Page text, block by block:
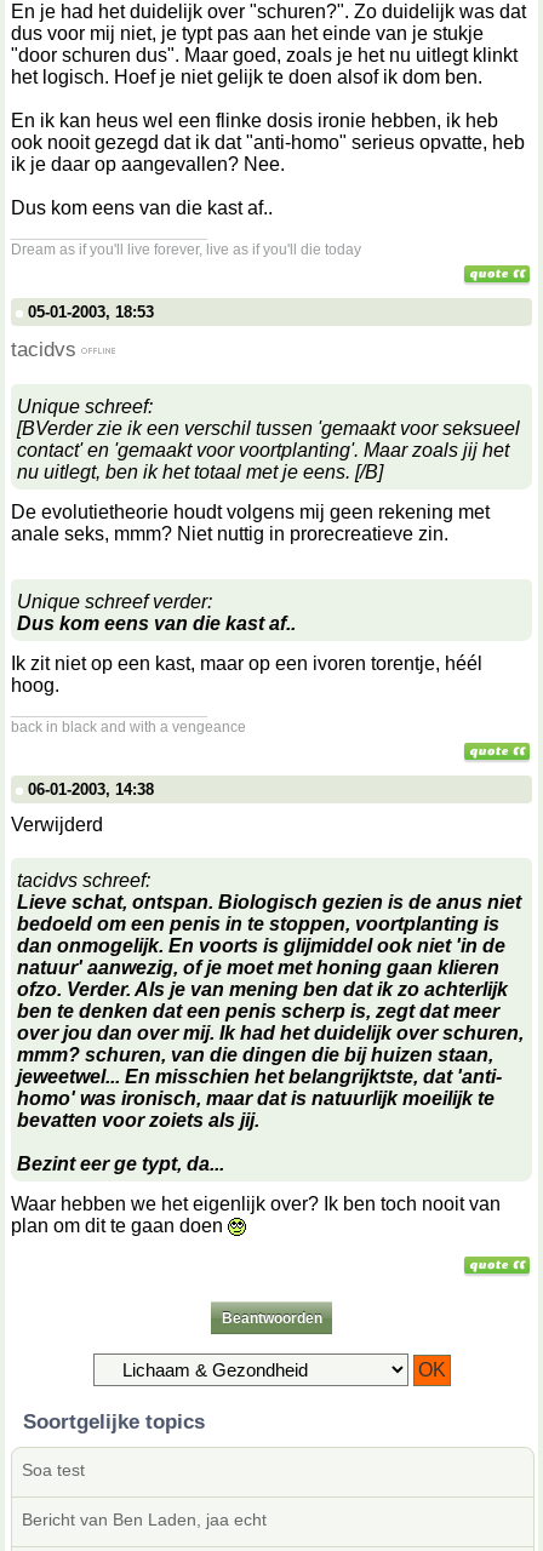
En je had het duidelijk over "schuren?". Zo duidelijk was dat
dus voor mij niet, je typt pas aan het einde van je stukje
"door schuren dus". Maar goed, zoals je het nu uitlegt klinkt
het logisch. Hoef je niet gelijk te doen alsof ik dom ben.
En ik kan heus wel een flinke dosis ironie hebben, ik heb
ook nooit gezegd dat ik dat "anti-homo" serieus opvatte, heb
ik je daar op aangevallen? Nee.
Dus kom eens van die kast af..
Dream as if you'll live forever, live as if you'll die today
05-01-2003, 18:53
tacidvs
Unique schreef:
[BVerder zie ik een verschil tussen 'gemaakt voor seksueel
contact' en 'gemaakt voor voortplanting'. Maar zoals jij het
nu uitlegt, ben ik het totaal met je eens. [/B]
De evolutietheorie houdt volgens mij geen rekening met
anale seks, mmm? Niet nuttig in prorecreatieve zin.
Unique schreef verder:
Dus kom eens van die kast af..
Ik zit niet op een kast, maar op een ivoren torentje, héél
hoog.
back in black and with a vengeance
06-01-2003, 14:38
Verwijderd
tacidvs schreef:
Lieve schat, ontspan. Biologisch gezien is de anus niet
bedoeld om een penis in te stoppen, voortplanting is
dan onmogelijk. En voorts is glijmiddel ook niet 'in de
natuur' aanwezig, of je moet met honing gaan klieren
ofzo. Verder. Als je van mening ben dat ik zo achterlijk
ben te denken dat een penis scherp is, zegt dat meer
over jou dan over mij. Ik had het duidelijk overschuren,
mmm? schuren, van die dingen die bij huizen staan,
jeweetwel... En misschien het belangrijktste, dat 'anti-
homo' was ironisch, maar dat is natuurlijk moeilijk te
bevatten voor zoiets als jij.
Bezint eer ge typt, da...
Waar hebben we het eigenlijk over? Ik ben toch nooit van
plan om dit te gaan doen
Beantwoorden
Soortgelijke topics
Soa test
Bericht van Ben Laden, jaa echt